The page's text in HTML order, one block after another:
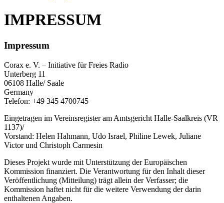
IMPRESSUM
Impressum
Corax e. V. – Initiative für Freies Radio
Unterberg 11
06108 Halle/ Saale
Germany
Telefon: +49 345 4700745
Eingetragen im Vereinsregister am Amtsgericht Halle-Saalkreis (VR
1137)/
Vorstand: Helen Hahmann, Udo Israel, Philine Lewek, Juliane
Victor und Christoph Carmesin
Dieses Projekt wurde mit Unterstützung der Europäischen
Kommission finanziert. Die Verantwortung für den Inhalt dieser
Veröffentlichung (Mitteilung) trägt allein der Verfasser; die
Kommission haftet nicht für die weitere Verwendung der darin
enthaltenen Angaben.